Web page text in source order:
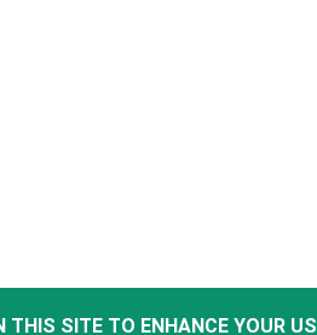
THIS SITE TO ENHANCE YOUR